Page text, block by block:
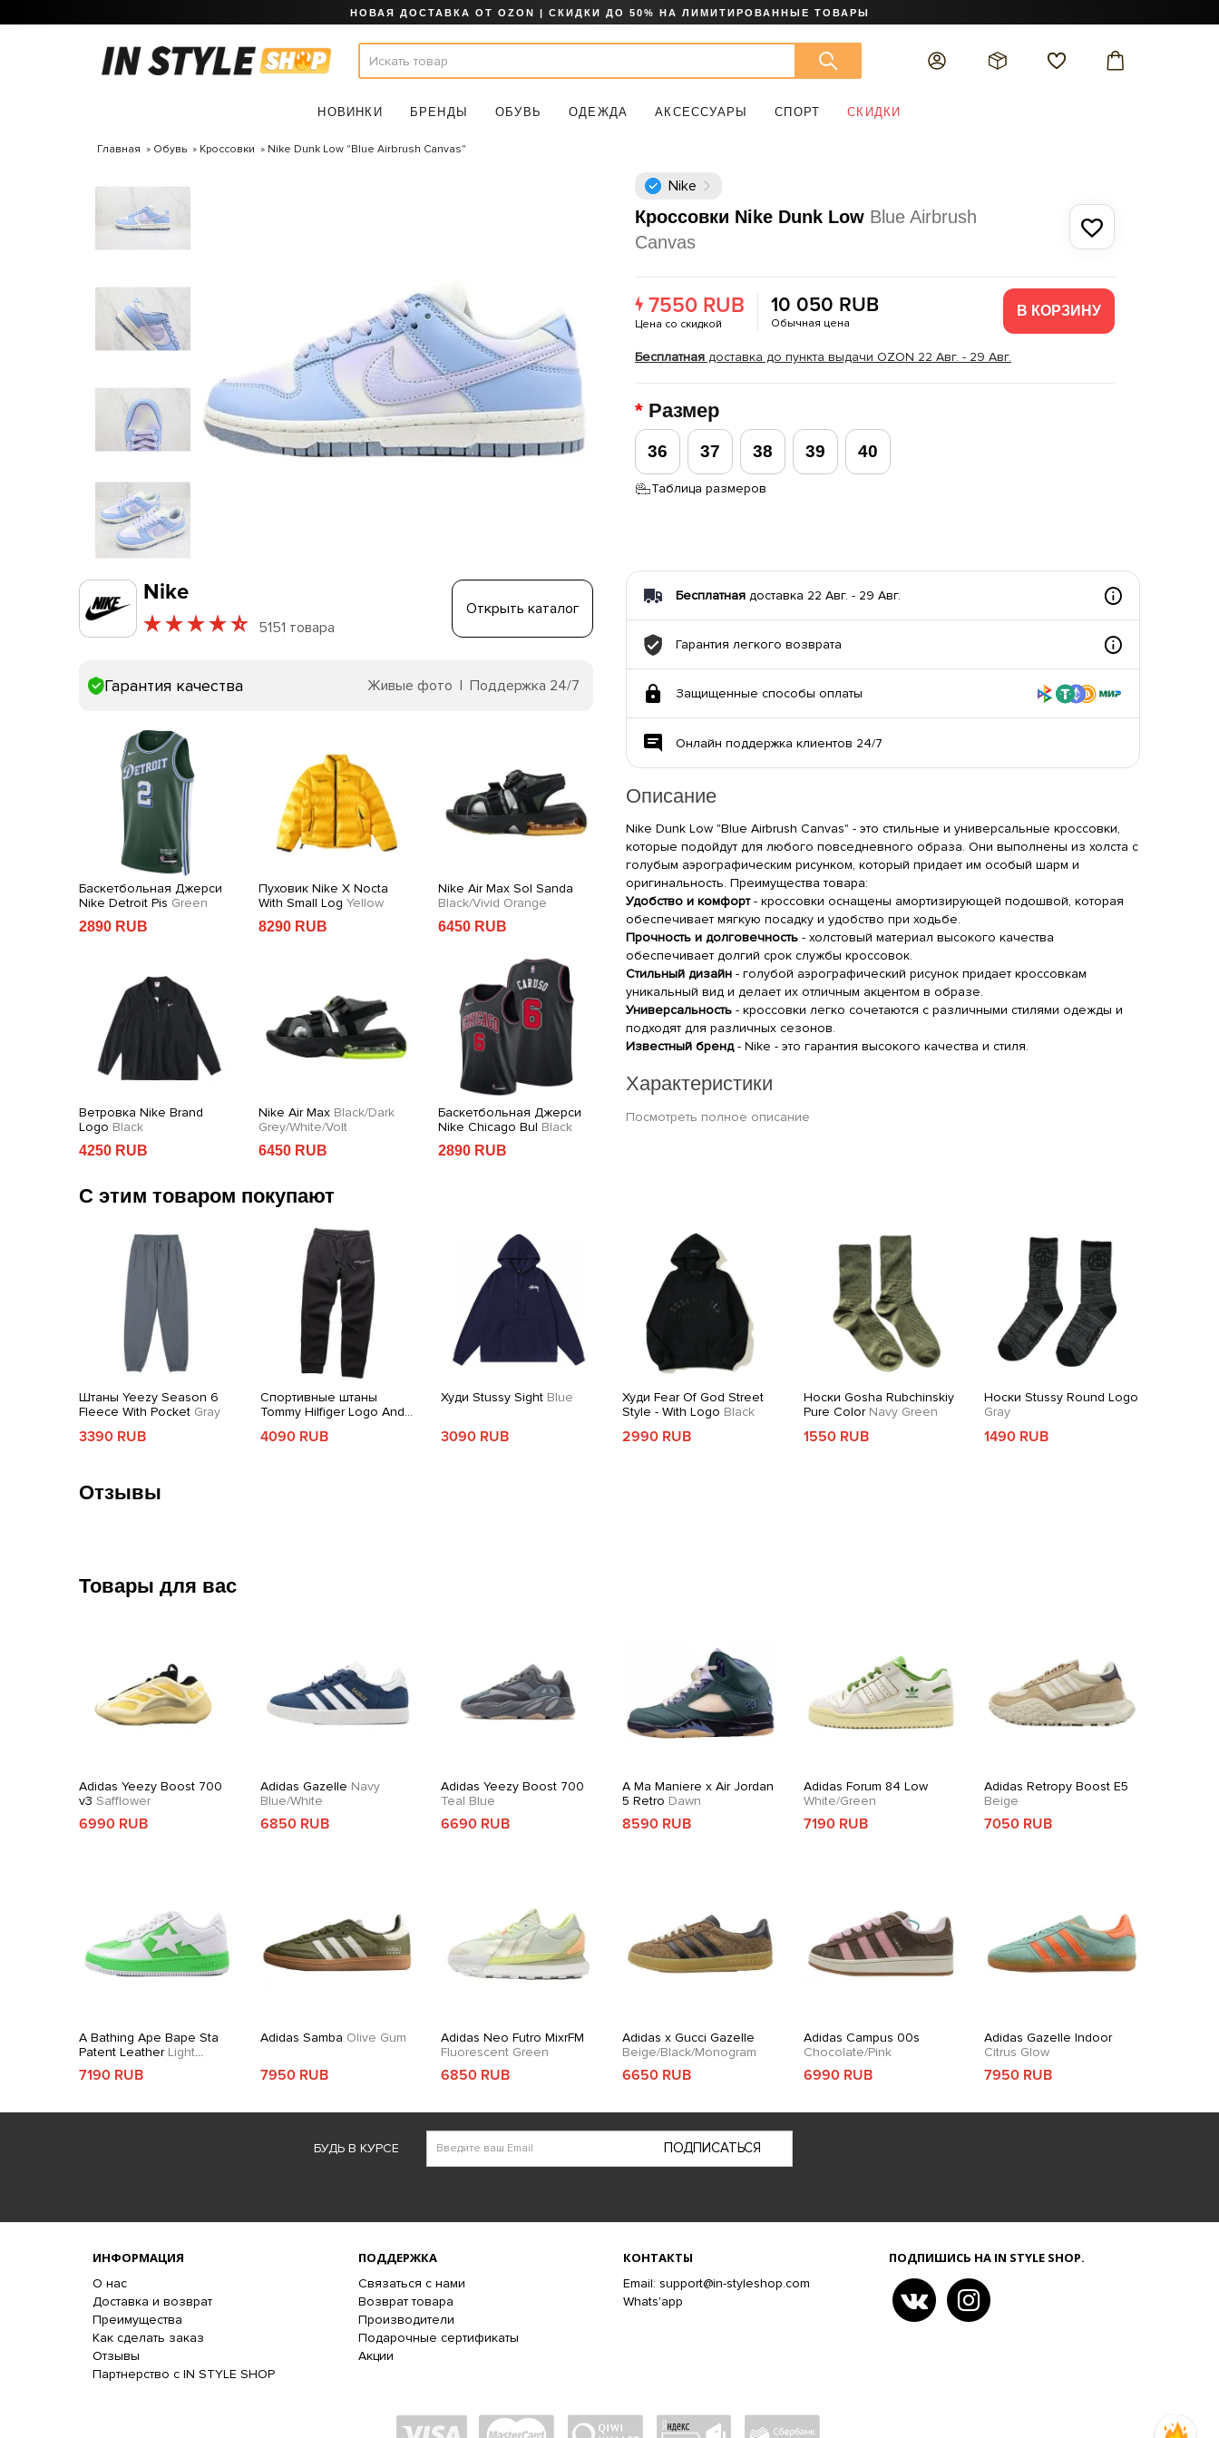
НОВАЯ ДОСТАВКА ОТ OZON | СКИДКИ ДО 50% НА ЛИМИТИРОВАННЫЕ ТОВАРЫ
НОВИНКИ БРЕНДЫ ОБУВЬ ОДЕЖДА АКСЕССУАРЫ СПОРТ СКИДКИ
Главная Обувь Кроссовки Nike Dunk Low "Blue Airbrush Canvas"
Nike
Кроссовки Nike Dunk Low Blue Airbrush
Canvas
7550 RUB
Цена со скидкой
10 050 RUB
Обычная цена
Бесплатная доставка до пункта выдачи OZON 22 Авг. - 29 Авг.
В КОРЗИНУ
Размер
36 37 38 39 40
Таблица размеров
Nike
5151 товара
Открыть каталог
Гарантия качества Живые фото | Поддержка 24/7
Баскетбольная Джерси
Nike Detroit Pis Green
2890 RUB
Ветровка Nike Brand
Logo Black
4250 RUB
Пуховик Nike X Nocta
With Small Log Yellow
8290 RUB
Nike Air Max Black/Dark
Grey/White/Volt
6450 RUB
Nike Air Max Sol Sanda
Black/Vivid Orange
6450 RUB
Баскетбольная Джерси
Nike Chicago Bul Black
2890 RUB
Баскетбольная Джерси
Nike PhiladelphiaBlue
2890 RUB
Браслет Louis Vuitton
Emblem E
Nike Offcourt Adjust Sli
Light Silver Sail
5150 RUB
Nike Air More Uptempo
Beige
Бесплатная доставка 22 Авг. - 29 Авг.
Гарантия легкого возврата
Защищенные способы оплаты
Онлайн поддержка клиентов 24/7
Описание
Nike Dunk Low "Blue Airbrush Canvas" - это стильные и универсальные кроссовки,
которые подойдут для любого повседневного образа. Они выполнены из холста с
голубым аэрографическим рисунком, который придает им особый шарм и
оригинальность. Преимущества товара:
Удобство и комфорт- кроссовки оснащены амортизирующей подошвой, которая
обеспечивает мягкую посадку и удобство при ходьбе.
Прочность и долговечность - холстовый материал высокого качества
обеспечивает долгий срок службы кроссовок.
Стильный дизайн - голубой аэрографический рисунок придает кроссовкам
уникальный вид и делает их отличным акцентом в образе.
Универсальность - кроссовки легко сочетаются с различными стилями одежды и
подходят для различных сезонов.
Известный бренд- Nike - это гарантия высокого качества и стиля.
Характеристики
Производитель: Nike
Посмотреть полное описание
С этим товаром покупают
Штаны Yeezy Season 6
Fleece With Pocket Gray
3390 RUB
Спортивные штаны
Tommy Hilfiger Logo And
4090 RUB
Худи Stussy Sight Blue
3090 RUB
Худи Fear Of God Street
Style - With Logo Black
2990 RUB
Носки Gosha Rubchinskiy
Pure Color Navy Green
1550 RUB
Носки Stussy Round Logo
Gray
1490 RUB
Отзывы
Товары для вас
Adidas Yeezy Boost 700
v3 Safflower
6990 RUB
Adidas Gazelle Navy
Blue/White
6850 RUB
Adidas Yeezy Boost 700
Teal Blue
6690 RUB
A Ma Maniere x Air Jordan
5 Retro Dawn
8590 RUB
Adidas Forum 84 Low
White/Green
7190 RUB
Adidas Retropy Boost E5
Beige
7050 RUB
A Bathing Ape Bape Sta
Patent Leather Light
Green
7190 RUB
Adidas Samba Olive Gum
7950 RUB
Adidas Neo Futro MixrFM
Fluorescent Green
6850 RUB
Adidas x Gucci Gazelle
Beige/Black/Monogram
6650 RUB
Adidas Campus 00s
Chocolate/Pink
6990 RUB
Adidas Gazelle Indoor
Citrus Glow
7950 RUB
БУДЬ В КУРСЕ ПОДПИСАТЬСЯ
ИНФОРМАЦИЯ
О нас
Доставка и возврат
Преимущества
Как сделать заказ
Отзывы
Партнерство с IN STYLE SHOP
ПОДДЕРЖКА
Связаться с нами
Возврат товара
Производители
Подарочные сертификаты
Акции
КОНТАКТЫ
Email: support@in-styleshop.com
Whats'app
ПОДПИШИСЬ НА IN STYLE SHOP.